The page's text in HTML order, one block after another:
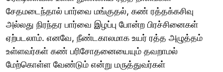
சேதமடைந்தால் பார்வை மங்குதல், கண் ரத்தக்கசிவு
அல்லது நிரந்தர பார்வை இழப்பு போன்ற பிரச்சினைகள்
ஏற்படலாம். எனவே, நீண்டகாலமாக உயர் ரத்த அழுத்தம்
உள்ளவர்கள் கண் பரிசோதனையையும் தவறாமல்
மேற்கொள்ள வேண்டும் என்று மருத்துவர்கள்